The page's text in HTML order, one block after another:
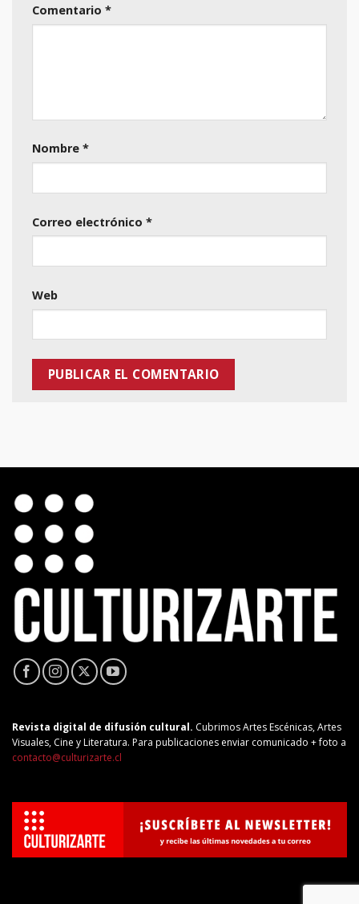
Comentario *
Nombre *
Correo electrónico *
Web
Revista digital de difusión cultural. Cubrimos Artes Escénicas, Artes
Visuales, Cine y Literatura. Para publicaciones enviar comunicado + foto a
contacto@culturizarte.cl